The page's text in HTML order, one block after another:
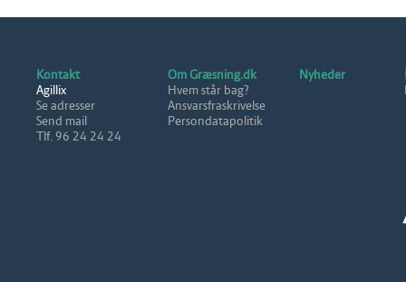
Kontakt
Agillix
Se adresser
Send mail
Tlf. 96 24 24 24
Om Græsning.dk
Hvem står bag?
Ansvarsfraskrivelse
Persondatapolitik
Nyheder